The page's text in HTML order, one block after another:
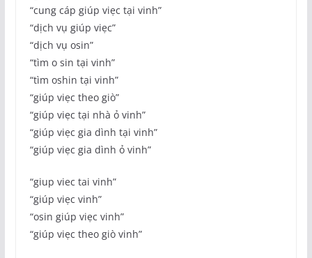
“cung cáp giúp viẹc tại vinh”
“dịch vụ giúp viẹc”
“dịch vụ osin”
“tìm o sin tại vinh”
“tìm oshin tại vinh”
“giúp viẹc theo giò”
“giúp viẹc tại nhà ỏ vinh”
“giúp viẹc gia dình tại vinh”
“giúp viẹc gia dình ỏ vinh”
“giup viec tai vinh”
“giúp viẹc vinh”
“osin giúp viẹc vinh”
“giúp viẹc theo giò vinh”